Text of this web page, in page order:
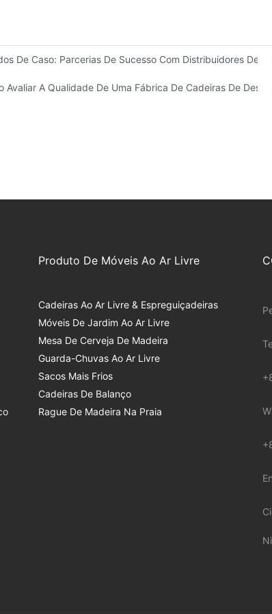
Do Seu Negócio.
De Caso: Parcerias De Sucesso Com Distribuidores De
Para Exterior.
Avaliar A Qualidade De Uma Fábrica De Cadeiras De
Produto De Móveis Ao Ar Livre
Cadeiras Ao Ar Livre & Espreguiçadeiras
Móveis De Jardim Ao Ar Livre
Mesa De Cerveja De Madeira
Guarda-Chuvas Ao Ar Livre
Sacos Mais Frios
Cadeiras De Balanço
Rague De Madeira Na Praia